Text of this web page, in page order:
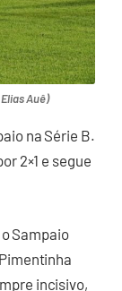
Auê)
na Série B.
2×1 e segue
Sampaio
incisivo,